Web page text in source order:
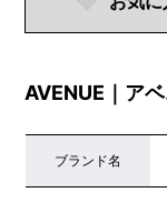
AVENUE｜ア
ブランド名